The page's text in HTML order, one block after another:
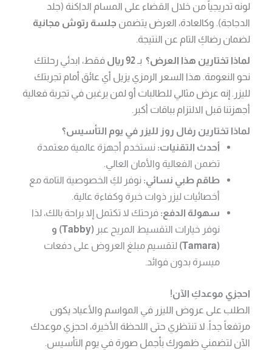
لونه تدريجياً من خلال القضاء على المسام الداكنة (جلد
الدجاجة). وكالعادة، العرض يتضمن جلسة رتوش مجانية
لضمان رضاكِ التام عن النتيجة.
لماذا تختارين هذا العرض؟ بـ92 ريال
فقط، ابدئي رحلتك
نحو النعومة. هذا السعر الرمزي يزيل أي عائق أمام تجربتك
لليزر. إنه عرض مثالي للطالبات أو لمن يرغبن في تجربة فعالية
أجهزتنا قبل الالتزام بباقات أكبر.
لماذا تختارين رفال روز لليزر في يوم التأسيس؟
أحدث التقنيات: نستخدم أجهزة عالمية معتمدة
تضمن الفعالية والأمان العالي.
طاقم طبي نسائي: نوفر لكِ الخصوصية التامة مع
أخصائيات ليزر ذوات خبرة وكفاءة عالية.
سهولة الدفع: فرحتك لا تكتمل إلا براحة بالك، لذا
نوفر خيارات التقسيط المريح عبر
(Tabby) و
(Tamara)
لتقسيم مبلغ العروض على دفعات
ميسرة بدون فوائد.
احجزي موعدكِ الآن!
الطلب على عروض الليزر في المواسم والأعياد يكون
مرتفعاً جداً. لا تنتظري حتى اللحظة الأخيرة، احجزي موعدك
الآن لتضمني ظهورك بأجمل صورة في يوم التأسيس.